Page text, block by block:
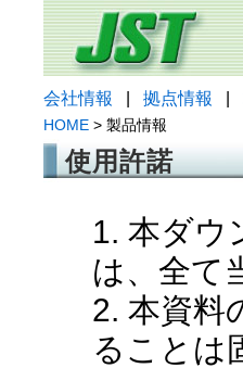
会社情報 拠点情報
HOME > 製品情報
使用許諾
1. 本ダウ
は、全て
2. 本資料
ることは